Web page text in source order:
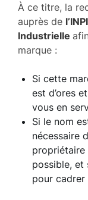
À ce titre, la
auprès de
Industrielle
marque :
Si cette
est d’ores
vous en
Si le nom
nécessaire
propriétaire
possible, et
pour cadrer